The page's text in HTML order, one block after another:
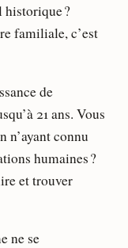
historique ?
familiale, c’est
de
21 ans. Vous
n’ayant connu
humaines ?
et trouver
ne se